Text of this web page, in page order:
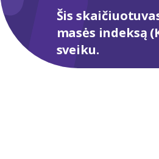
Šis
masės indeksą
sveiku.